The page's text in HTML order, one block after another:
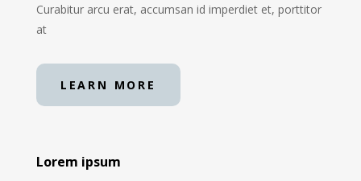
Curabitur arcu erat, accumsan id imperdiet et, porttitor
at
LEARN MORE
Lorem ipsum